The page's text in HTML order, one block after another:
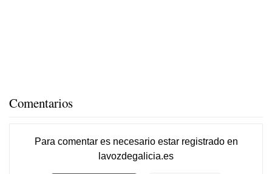
Comentarios
Para comentar es necesario estar registradoen
lavozdegalicia.es